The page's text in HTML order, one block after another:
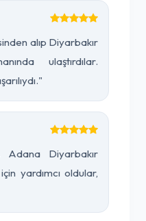
alıp Diyarbakır
ulaştırdılar.
Adana Diyarbakır
yardımcı oldular,